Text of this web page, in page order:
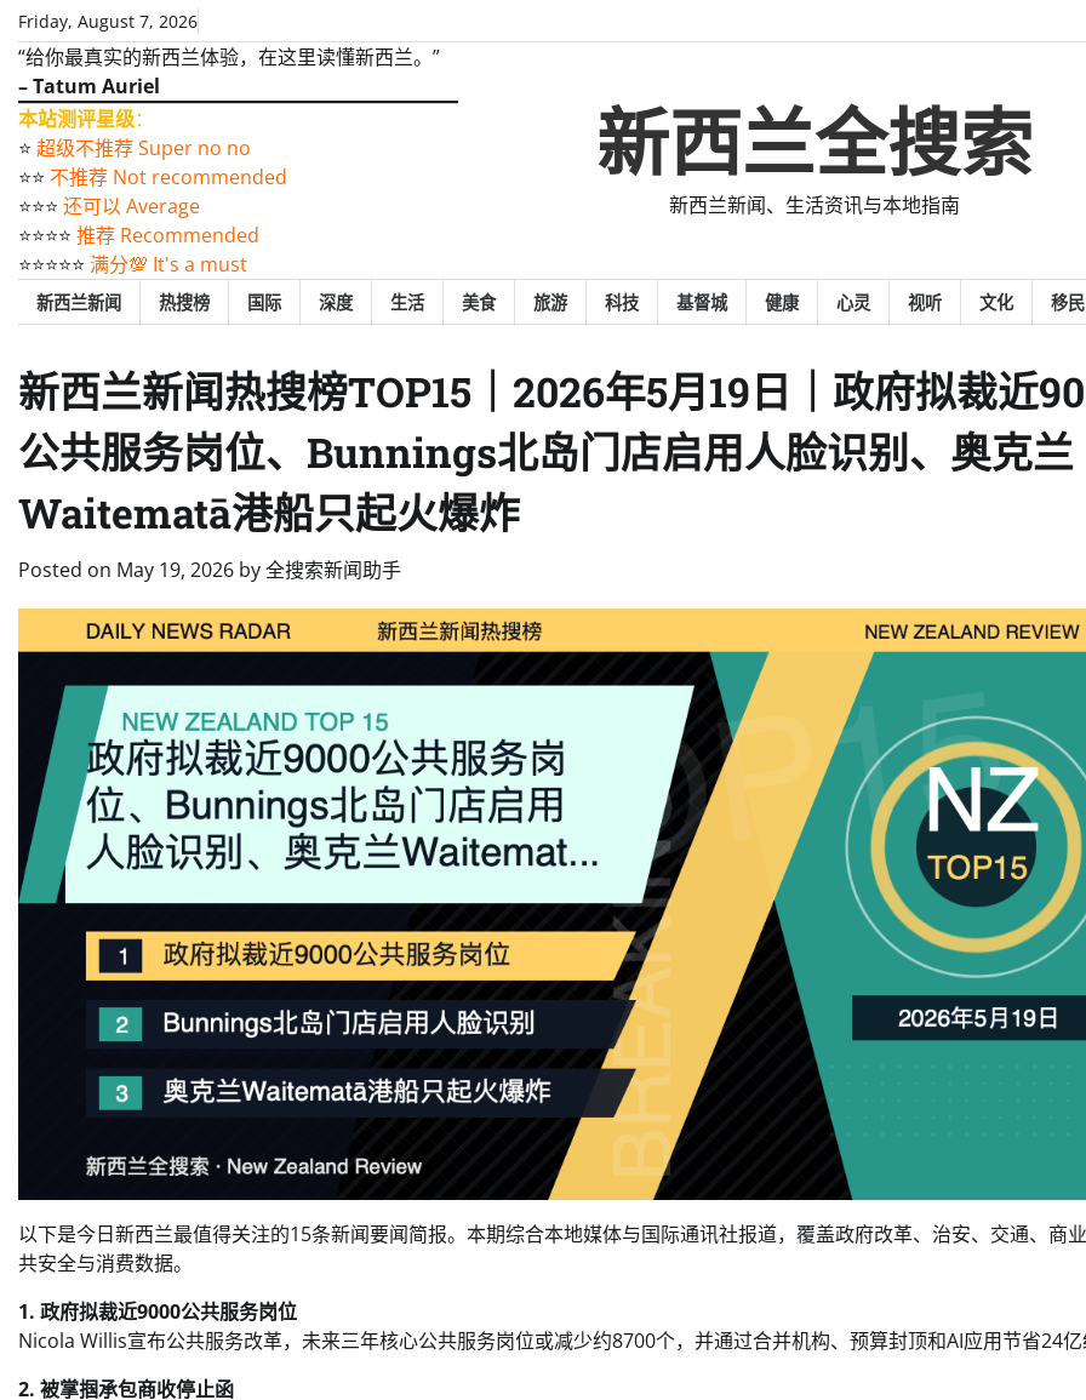
Skip
content
Friday, August 7, 2026
“给你最真实的新西兰体验，在这里读懂新西兰。”
– Tatum Auriel
本站测评星级：
⭐️ 超级不推荐 Super no no
⭐️⭐️ 不推荐 Not recommended
⭐️⭐️⭐️ 还可以 Average
⭐️⭐️⭐️⭐️ 推荐 Recommended
⭐️⭐️⭐️⭐️⭐️ 满分💯 It's a must
新西兰全搜索
新西兰新闻、生活资讯与本地指南
新西兰新闻 热搜榜 国际 深度 生活 美食 旅游 科技 基督城 健康 心灵 视听 文化 移民
新西兰新闻热搜榜TOP15｜2026年5月19日｜政府拟裁近
公共服务岗位、Bunnings北岛门店启用人脸识别、奥克兰
Waitematā港船只起火爆炸
Posted on May 19, 2026 by全搜索新闻助手
以下是今日新西兰最值得关注的15条新闻要闻简报。本期综合本地媒体与国际通讯社报道，覆盖政府改革、治安、交通、商
共安全与消费数据。
1. 政府拟裁近9000公共服务岗位
Nicola Willis宣布公共服务改革，未来三年核心公共服务岗位或减少约8700个，并通过合并机构、预算封顶和AI应用节省24亿
2. 被掌掴承包商收停止函